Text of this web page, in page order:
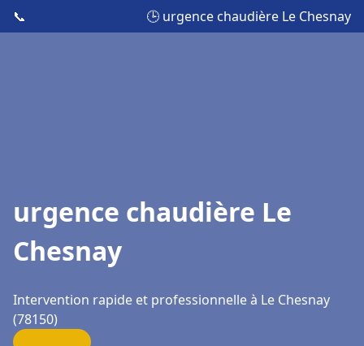
📞 🕒 urgence chaudière Le Chesnay
urgence chaudière Le
Chesnay
Intervention rapide et professionnelle à Le Chesnay
(78150)